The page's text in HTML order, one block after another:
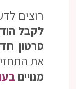
רוצים
לקבל
סרטון
את
מנויים